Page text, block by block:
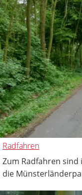
Radfahren
Zum Radfahren
die